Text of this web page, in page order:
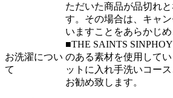
ただいた商品が品切れ
す。その場合は、キャ
いますことをあらかじめ
お洗濯につい
て
■THE SAINTS
のある素材を使用して
ットに入れ手洗いコー
お勧め致します。